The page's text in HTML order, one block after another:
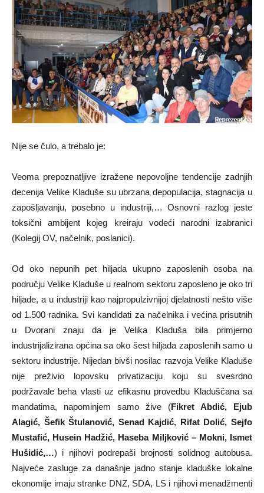
Nije se čulo, a trebalo je:
Veoma prepoznatljive izražene nepovoljne tendencije zadnjih
decenija Velike Kladuše su ubrzana depopulacija, stagnacija u
zapošljavanju, posebno u industriji,… Osnovni razlog jeste
toksični ambijent kojeg kreiraju vodeći narodni izabranici
(Kolegij OV, načelnik, poslanici).
Od oko nepunih pet hiljada ukupno zaposlenih osoba na
području Velike Kladuše u realnom sektoru zaposleno je oko tri
hiljade, a u industriji kao najpropulzivnijoj djelatnosti nešto više
od 1.500 radnika. Svi kandidati za načelnika i većina prisutnih
u Dvorani znaju da je Velika Kladuša bila primjerno
industrijalizirana općina sa oko šest hiljada zaposlenih samo u
sektoru industrije. Nijedan bivši nosilac razvoja Velike Kladuše
nije preživio lopovsku privatizaciju koju su svesrdno
podržavale beha vlasti uz efikasnu provedbu Kladuščana sa
mandatima, napominjem samo žive (Fikret Abdić, Ejub
Alagić, Šefik Štulanović, Senad Kajdić, Rifat Dolić, Sejfo
Mustafić, Husein Hadžić, Haseba Miljković – Mokni, Ismet
Hušidić,…) i njihovi podrepaši brojnosti solidnog autobusa.
Najveće zasluge za današnje jadno stanje kladuške lokalne
ekonomije imaju stranke DNZ, SDA, LS i njihovi menadžmenti